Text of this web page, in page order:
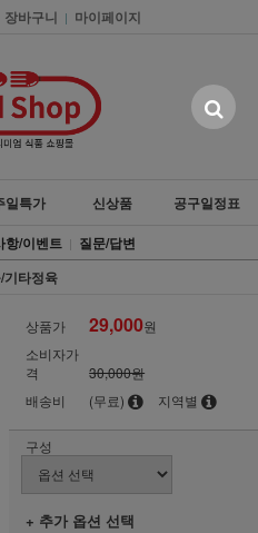
장바구니 | 마이페이지
일특가 신상품
공구일정표
항/이벤트 | 질문/답변
기타정육
상품가 29,000원
소비자가
격
30,000원
배송비
(무료) 지역별
구성
+ 추가 옵션 선택